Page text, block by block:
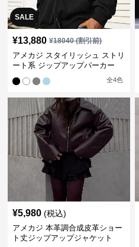
SALE
¥13,880 ¥18040(割引前)
アメカジ スタイリッシュ ストリ
ート系 ジップアップパーカー
全4色
¥5,980 (税込)
アメカジ 本革調合成皮革ショー
ト丈ジップアップジャケット